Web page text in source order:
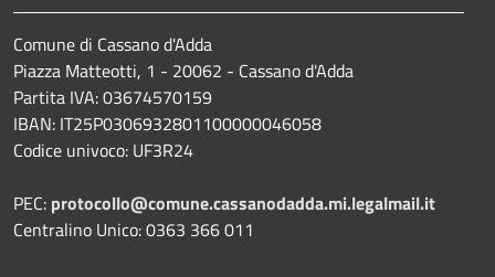
Comune di Cassano d'Adda
Piazza Matteotti, 1 - 20062 - Cassano d'Adda
Partita IVA: 03674570159
IBAN: IT25P0306932801100000046058
Codice univoco: UF3R24
PEC: protocollo@comune.cassanodadda.mi.legalmail.it
Centralino Unico: 0363 366 011